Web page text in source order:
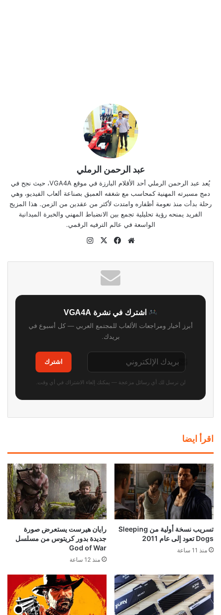
عبد الرحمن الرملي
يُعد عبد الرحمن الرملي أحد الأقلام البارزة في موقع VGA4A، حيث نجح في
دمج مسيرته المهنية كمحاسب مع شغفه العميق بصناعة ألعاب الفيديو، وهي
رحلة بدأت منذ نعومة أظفاره وامتدت لأكثر من عقدين من الزمن. هذا المزيج
الفريد يمنحه رؤية تحليلية تجمع بين الانضباط المهني والخبرة الميدانية
الواسعة في عالم الترفيه الرقمي.
موقع
فيسبوك
‫X
اشترك في نشرة VGA4A
أبرز أخبار ومراجعات الألعاب للمجتمع العربي — كل أسبوع في
بريدك.
اشترك
لن نرسل لك أي رسائل مزعجة — يمكنك إلغاء الاشتراك في أي وقت.
اقرأ ايضا
تسريب نسخة أولية من Sleeping
Dogs تعود إلى عام 2011
منذ 11 ساعة
رايان هيرست يستعرض صورة
جديدة بدور كريتوس من مسلسل
God of War
منذ 12 ساعة